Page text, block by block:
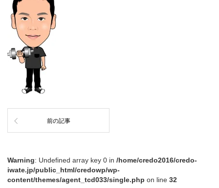
前の記事
Warning: Undefined array key 0 in /home/credo2016/credo-
iwate.jp/public_html/credowp/wp-
content/themes/agent_tcd033/single.php on line 32